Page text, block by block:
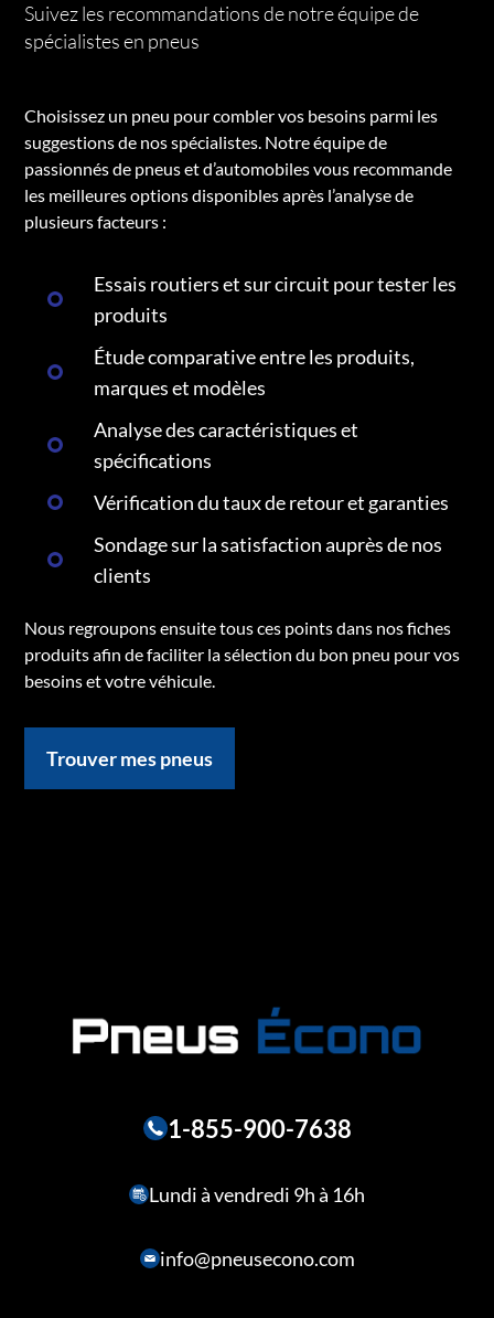
Suivez les recommandations de notre équipe de
spécialistes en pneus
Choisissez un pneu pour combler vos besoins parmi les
suggestions de nos spécialistes. Notre équipe de
passionnés de pneus et d’automobiles vous recommande
les meilleures options disponibles après l’analyse de
plusieurs facteurs :
Essais routiers et sur circuit pour tester les
produits
Étude comparative entre les produits,
marques et modèles
Analyse des caractéristiques et
spécifications
Vérification du taux de retour et garanties
Sondage sur la satisfaction auprès de nos
clients
Nous regroupons ensuite tous ces points dans nos fiches
produits afin de faciliter la sélection du bon pneu pour vos
besoins et votre véhicule.
Trouver mes pneus
1-855-900-7638
Lundi à vendredi 9h à 16h
info@pneusecono.com